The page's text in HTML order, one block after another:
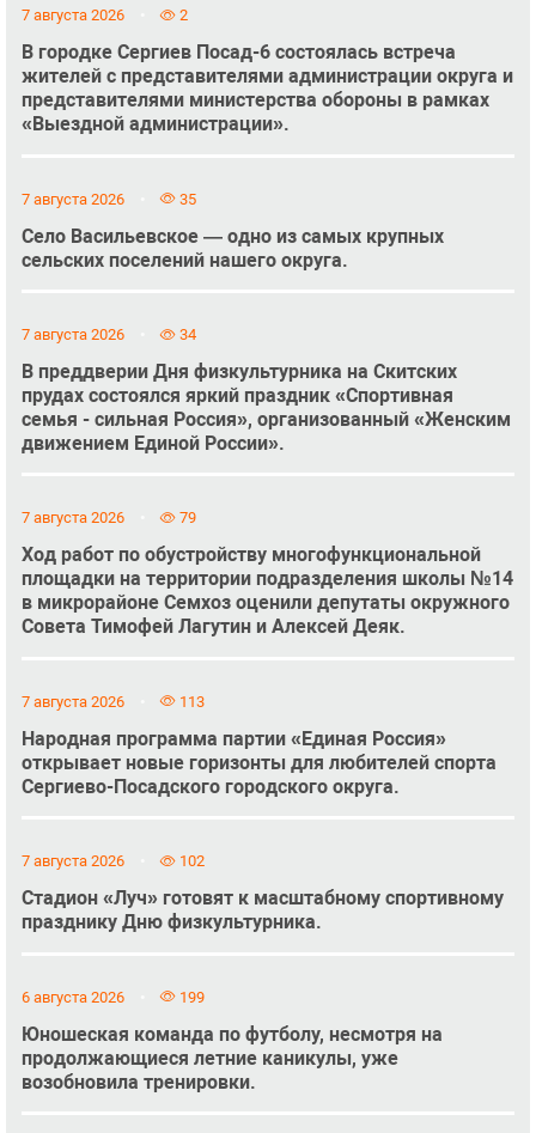
7 августа 2026 2
В городке Сергиев Посад-6 состоялась встреча
жителей с представителями администрации округа и
представителями министерства обороны в рамках
«Выездной администрации».
7 августа 2026 35
Село Васильевское — одно из самых крупных
сельских поселений нашего округа.
7 августа 2026 34
В преддверии Дня физкультурника на Скитских
прудах состоялся яркий праздник «Спортивная
семья - сильная Россия», организованный «Женским
движением Единой России».
7 августа 2026 79
Ход работ по обустройству многофункциональной
площадки на территории подразделения школы №14
в микрорайоне Семхоз оценили депутаты окружного
Совета Тимофей Лагутин и Алексей Деяк.
7 августа 2026 113
Народная программа партии «Единая Россия»
открывает новые горизонты для любителей спорта
Сергиево-Посадского городского округа.
7 августа 2026 102
Стадион «Луч» готовят к масштабному спортивному
празднику Дню физкультурника.
6 августа 2026 199
Юношеская команда по футболу, несмотря на
продолжающиеся летние каникулы, уже
возобновила тренировки.